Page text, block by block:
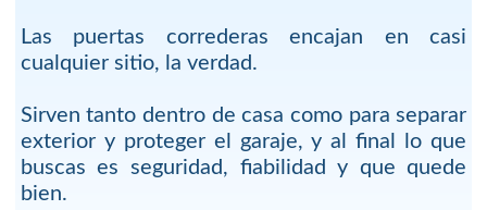
Las puertas correderas encajan en casi
cualquier sitio, la verdad.
Sirven tanto dentro de casa como para separar
exterior y proteger el garaje, y al final lo que
buscas es seguridad, fiabilidad y que quede
bien.